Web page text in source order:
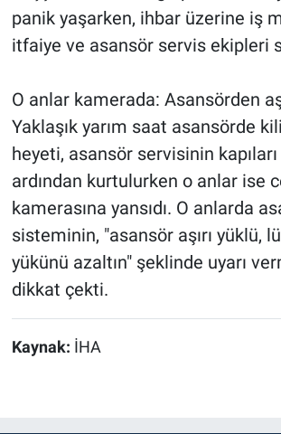
panik yaşarken, ihbar üzerine iş
itfaiye ve asansör servis ekipleri
O anlar kamerada: Asansörden
Yaklaşık yarım saat asansörde
heyeti, asansör servisinin kapıları
ardından kurtulurken o anlar ise
kamerasına yansıdı. O anlarda
sisteminin, "asansör aşırı yüklü,
yükünü azaltın" şeklinde uyarı
dikkat çekti.
Kaynak: İHA